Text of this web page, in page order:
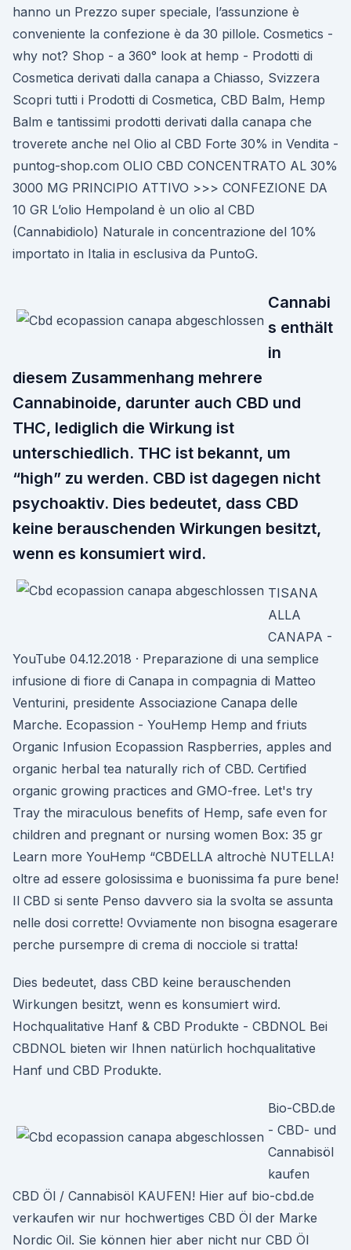
hanno un Prezzo super speciale, l’assunzione è
conveniente la confezione è da 30 pillole. Cosmetics -
why not? Shop - a 360° look at hemp - Prodotti di
Cosmetica derivati dalla canapa a Chiasso, Svizzera
Scopri tutti i Prodotti di Cosmetica, CBD Balm, Hemp
Balm e tantissimi prodotti derivati dalla canapa che
troverete anche nel Olio al CBD Forte 30% in Vendita -
puntog-shop.com OLIO CBD CONCENTRATO AL 30%
3000 MG PRINCIPIO ATTIVO >>> CONFEZIONE DA
10 GR L’olio Hempoland è un olio al CBD
(Cannabidiolo) Naturale in concentrazione del 10%
importato in Italia in esclusiva da PuntoG.
Cannabi
s enthält
in
diesem Zusammenhang mehrere
Cannabinoide, darunter auch CBD und
THC, lediglich die Wirkung ist
unterschiedlich. THC ist bekannt, um
“high” zu werden. CBD ist dagegen nicht
psychoaktiv. Dies bedeutet, dass CBD
keine berauschenden Wirkungen besitzt,
wenn es konsumiert wird.
TISANA
ALLA
CANAPA -
YouTube 04.12.2018 · Preparazione di una semplice
infusione di fiore di Canapa in compagnia di Matteo
Venturini, presidente Associazione Canapa delle
Marche. Ecopassion - YouHemp Hemp and friuts
Organic Infusion Ecopassion Raspberries, apples and
organic herbal tea naturally rich of CBD. Certified
organic growing practices and GMO-free. Let's try
Tray the miraculous benefits of Hemp, safe even for
children and pregnant or nursing women Box: 35 gr
Learn more YouHemp “CBDELLA altrochè NUTELLA!
oltre ad essere golosissima e buonissima fa pure bene!
Il CBD si sente Penso davvero sia la svolta se assunta
nelle dosi corrette! Ovviamente non bisogna esagerare
perche pursempre di crema di nocciole si tratta!
Dies bedeutet, dass CBD keine berauschenden
Wirkungen besitzt, wenn es konsumiert wird.
Hochqualitative Hanf & CBD Produkte - CBDNOL Bei
CBDNOL bieten wir Ihnen natürlich hochqualitative
Hanf und CBD Produkte.
Bio-CBD.de
- CBD- und
Cannabisöl
kaufen
CBD Öl / Cannabisöl KAUFEN! Hier auf bio-cbd.de
verkaufen wir nur hochwertiges CBD Öl der Marke
Nordic Oil. Sie können hier aber nicht nur CBD Öl